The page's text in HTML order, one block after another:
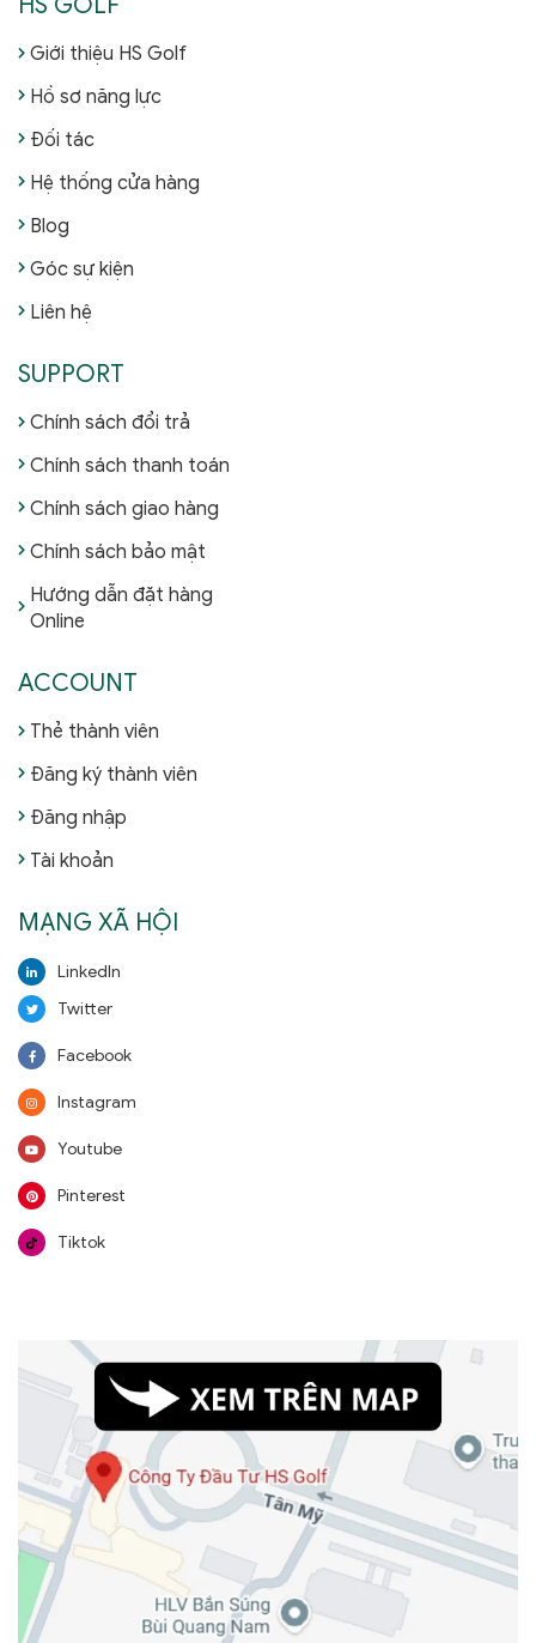
Giới thiệu HS Golf
Hồ sơ năng lực
Đối tác
Hệ thống cửa hàng
Blog
Góc sự kiện
Liên hệ
SUPPORT
Chính sách đổi trả
Chính sách thanh toán
Chính sách giao hàng
Chính sách bảo mật
Hướng dẫn đặt hàng
Online
ACCOUNT
Thẻ thành viên
Đăng ký thành viên
Đăng nhập
Tài khoản
MẠNG XÃ HỘI
LinkedIn
Twitter
Facebook
Instagram
Youtube
Pinterest
Tiktok